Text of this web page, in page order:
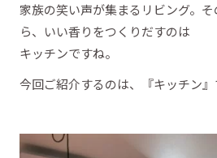
家族の笑い声が集まるリビング。
ら、いい香りをつくりだすのは
キッチンですね。
今回ご紹介するのは、『キッチン』